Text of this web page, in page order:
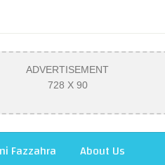
ADVERTISEMENT
728 X 90
Fazzahra About Us